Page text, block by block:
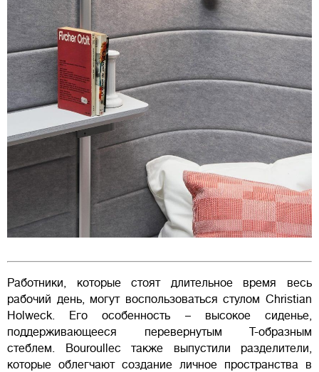
Работники, которые стоят длительное время весь
рабочий день, могут воспользоваться стулом Christian
Holweck. Его особенность – высокое сиденье,
поддерживающееся перевернутым Т-образным
стеблем. Bouroullec также выпустили разделители,
которые облегчают создание личное пространства в